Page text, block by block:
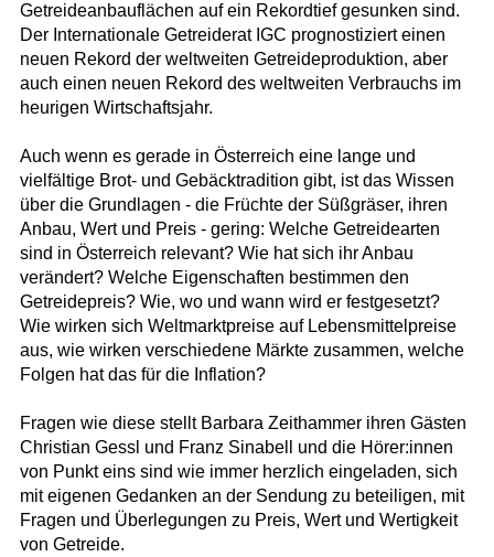
Getreideanbauflächen auf ein Rekordtief gesunken sind.
Der Internationale Getreiderat IGC prognostiziert einen
neuen Rekord der weltweiten Getreideproduktion, aber
auch einen neuen Rekord des weltweiten Verbrauchs im
heurigen Wirtschaftsjahr.
Auch wenn es gerade in Österreich eine lange und
vielfältige Brot- und Gebäcktradition gibt, ist das Wissen
über die Grundlagen - die Früchte der Süßgräser, ihren
Anbau, Wert und Preis - gering: Welche Getreidearten
sind in Österreich relevant? Wie hat sich ihr Anbau
verändert? Welche Eigenschaften bestimmen den
Getreidepreis? Wie, wo und wann wird er festgesetzt?
Wie wirken sich Weltmarktpreise auf Lebensmittelpreise
aus, wie wirken verschiedene Märkte zusammen, welche
Folgen hat das für die Inflation?
Fragen wie diese stellt Barbara Zeithammer ihren Gästen
Christian Gessl und Franz Sinabell und die Hörer:innen
von Punkt eins sind wie immer herzlich eingeladen, sich
mit eigenen Gedanken an der Sendung zu beteiligen, mit
Fragen und Überlegungen zu Preis, Wert und Wertigkeit
von Getreide.